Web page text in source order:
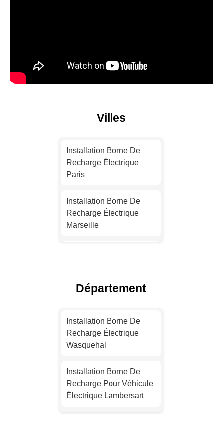
Villes
Installation Borne De
Recharge Électrique
Paris
Installation Borne De
Recharge Électrique
Marseille
Toulouse
Électrique Nice
Département
Installation Borne De
Recharge Électrique
Wasquehal
Installation Borne De
Recharge Pour Véhicule
Électrique Lambersart